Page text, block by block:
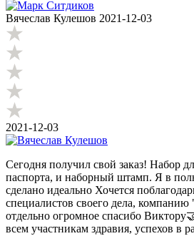
Вячеслав Кулешов 2021-12-03
2021-12-03
Сегодня получил свой заказ! Набор
паспорта, и наборный штамп. Я в
сделано идеально Хочется
специалистов своего дела,
отдельно огромное спасибо
всем участникам здравия, успехов в